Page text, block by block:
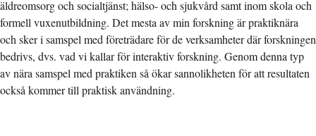
äldreomsorg och socialtjänst; hälso- och sjukvård samt inom skola och
formell vuxenutbildning. Det mesta av min forskning är praktiknära
och sker i samspel med företrädare för de verksamheter där forskningen
bedrivs, dvs. vad vi kallar för interaktiv forskning. Genom denna typ
av nära samspel med praktiken så ökar sannolikheten för att resultaten
också kommer till praktisk användning.